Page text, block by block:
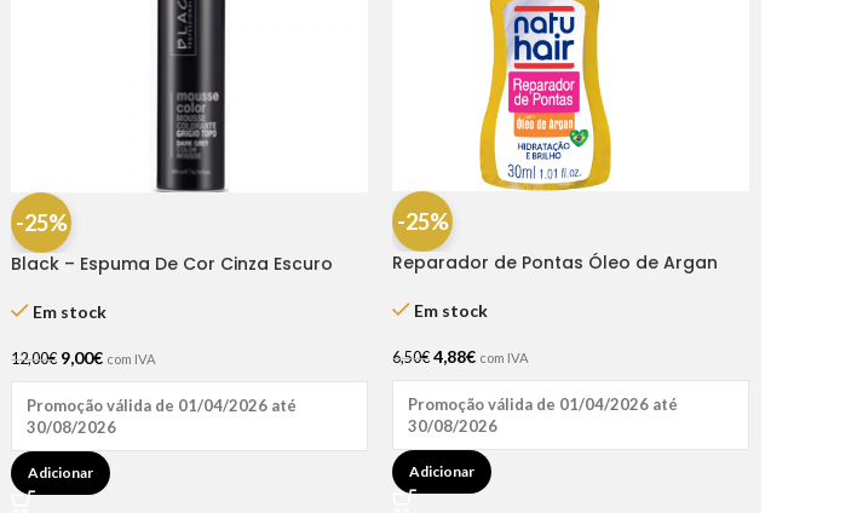
-25%
Black – Espuma De Cor Cinza Escuro
Em stock
12,00€ 9,00€ com IVA
Promoção válida de 01/04/2026 até
30/08/2026
Adicionar
-25%
Reparador de Pontas Óleo de Argan
Em stock
6,50€ 4,88€ com IVA
Promoção válida de 01/04/2026 até
30/08/2026
Adicionar